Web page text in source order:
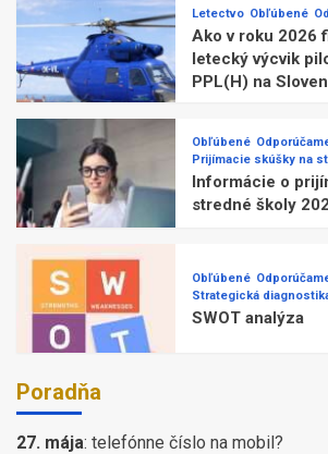
Letectvo Obľúbené
Ako v roku 2026
letecký výcvik
PPL(H) na
Obľúbené
Prijímacie skúšky na
Informácie o
stredné školy
Obľúbené
Strategická
SWOT analýza
Poradňa
27. mája: telefónne číslo na mobil?